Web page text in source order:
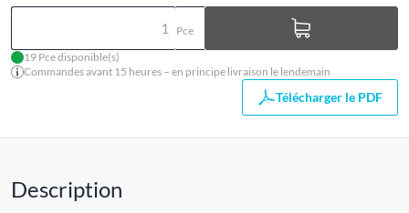
Pce
19 Pce disponible(s)
Commandes avant 15 heures – en principe livraison le lendemain
Télécharger le PDF
Description